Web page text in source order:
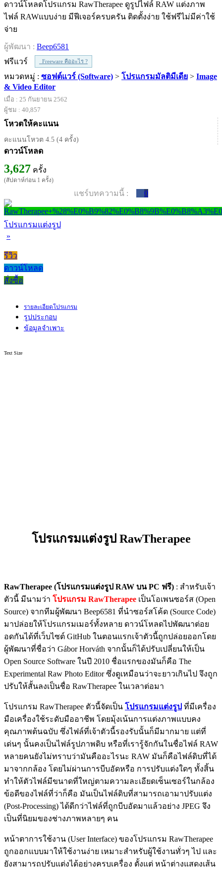
ดาวน์โหลดโปรแกรม RawTherapee ดูรูปไฟล์ RAW แต่งภาพ
ไฟล์ RAWแบบง่าย มีฟีเจอร์ครบครัน ติดตั้งง่าย ใช้ฟรีไม่มีค่าใช้
จ่าย
ผู้พัฒนา : Beep6581
ฟรีแวร์
Freeware คืออะไร ?
หมวดหมู่ : ซอฟต์แวร์ (Software) > โปรแกรมมัลติมีเดีย > Image
& Video Editor
เมื่อ : 25 กันยายน 2562
ผู้ชม : 40,857
โหวตให้คะแนน
คะแนนโหวต 4.5 (4 ครั้ง)
ดาวน์โหลด
3,627 ครั้ง
(สัปดาห์ก่อน 1 ครั้ง)
แชร์บทความนี้ : 0
โปรแกรมแต่งรูป
»
รีวิว
ดาวน์โหลด
สั่งซื้อ
รายละเอียดโปรแกรม
รูปประกอบ
ข้อมูลจำเพาะ
Text Size
โปรแกรมแต่งรูป RawTherapee
RawTherapee (โปรแกรมแต่งรูป RAW บน PC ฟรี) : สำหรับเจ้า
ตัวนี้ มีนามว่า โปรแกรม RawTherapee เป็นโอเพนซอร์ส (Open
Source) จากทีมผู้พัฒนา Beep6581 ที่นำซอร์สโค้ด (Source Code)
มาปล่อยให้โปรแกรมเมอร์ทั้งหลาย ดาวน์โหลดไปพัฒนาต่อย
อดกันได้ที่เว็บไซต์ GitHub ในตอนแรกเจ้าตัวนี้ถูกปล่อยออกโดย
ผู้พัฒนาที่ชื่อว่า Gábor Horváth จากนั้นก็ได้ปรับเปลี่ยนให้เป็น
Open Source Software ในปี 2010 ชื่อแรกของมันก็คือ The
Experimental Raw Photo Editor ซึ่งดูเหมือนว่าจะยาวเกินไป จึงถูก
ปรับให้สั้นลงเป็นชื่อ RawTherapee ในเวลาต่อมา
โปรแกรม RawTherapee ตัวนี้จัดเป็น โปรแกรมแต่งรูป ที่มีเครื่อง
มือเครื่องใช้ระดับมืออาชีพ โดยมุ้งเน้นการแต่งภาพแบบคง
คุณภาพต้นฉบับ ซึ่งไฟล์ที่เจ้าตัวนี้รองรับนั้นก็มีมากมาย แต่ที่
เด่นๆ นั้นคงเป็นไฟล์รูปภาพดิบ หรือที่เรารู้จักกันในชื่อไฟล์ RAW
หลายคนยังไม่ทราบว่ามันคืออะไรนะ RAW มันก็คือไฟล์ดิบที่ได้
มาจากกล้อง โดยไม่ผ่านการบีบอัดหรือ การปรับแต่งใดๆ ทั้งสิ้น
ทำให้ตัวไฟล์มีขนาดที่ใหญ่ตามความละเอียดเซ็นเซอร์ในกล้อง
ข้อดีของไฟล์ที่ว่าก็คือ มันเป็นไฟล์ดิบที่สามารถเอามาปรับแต่ง
(Post-Processing) ได้ดีกว่าไฟล์ที่ถูกบีบอัดมาแล้วอย่าง JPEG จึง
เป็นที่นิยมของช่างภาพหลายๆ คน
หน้าตาการใช้งาน (User Interface) ของโปรแกรม RawTherapee
ถูกออกแบบมาให้ใช้งานง่าย เหมาะสำหรับผู้ใช้งานทั่วๆ ไป และ
ยังสามารถปรับแต่งได้อย่างครบเครื่อง ตั้งแต่ หน้าต่างแสดงเส้น